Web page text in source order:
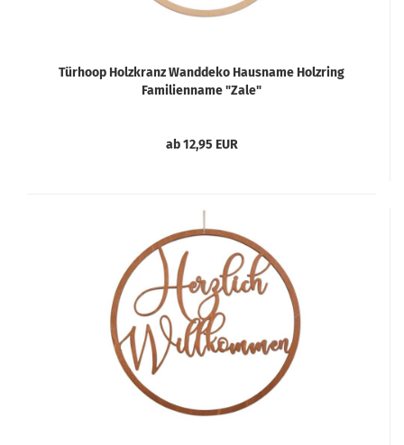
Türhoop Holzkranz Wanddeko Hausname Holzring
Familienname "Zale"
ab 12,95 EUR